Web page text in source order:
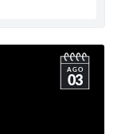
AGO
03